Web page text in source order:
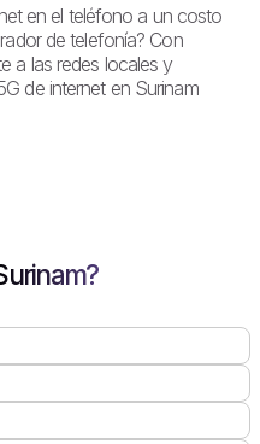
en el teléfono a un costo
de telefonía? Con
a las redes locales y
de internet en Surinam